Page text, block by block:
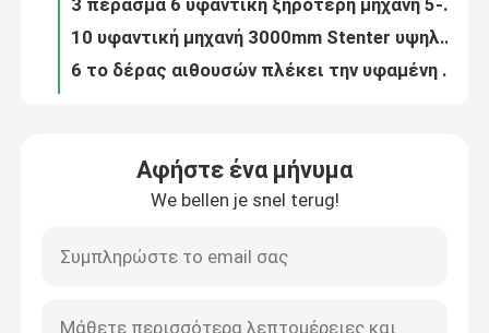
Μας ελάτε σε επαφή με
υφαντική μηχανή stenter
Μηχανή Stenter ζεστού αέρα
Μηχανή Stenter υφάσματος
3 η υφαντική αποξηραντική μηχανή 132KW περασμάτων σωληνοειδής πλέκει το ύφασμα συρρικνωμένος την αποξηραντική μηχανή
Θερμότητα εγχώριου υφαντική υφάσματος που θέτει στην υφαντική μηχανή 380V 185KW Stenter
Υψηλής θερμοκρασίας υφαντική μηχανή Stenter χεριών 120m/Min δεύτερος για τα υφάσματα δεράτων
Αφήστε ένα μήνυμα
We bellen je snel terug!